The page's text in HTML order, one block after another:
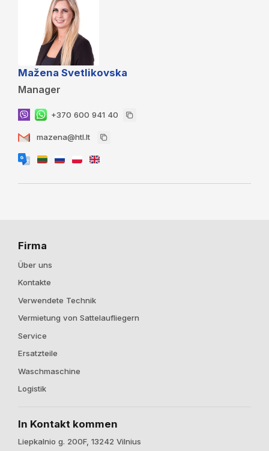
Mažena Svetlikovska
Manager
+370 600 941 40
mazena@htl.lt
Firma
Über uns
Kontakte
Verwendete Technik
Vermietung von Sattelaufliegern
Service
Ersatzteile
Waschmaschine
Logistik
In Kontakt kommen
Liepkalnio g. 200F, 13242 Vilnius